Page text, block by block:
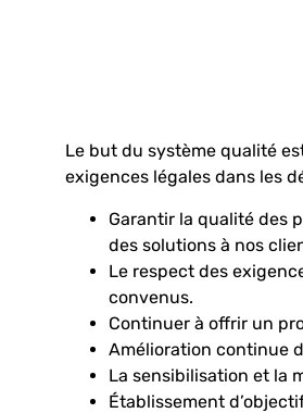
Le but du système qualité
exigences légales dans les
Garantir la qualité des
des solutions à nos
Le respect des
convenus.
Continuer à offrir un
Amélioration continue
La sensibilisation et la
Établissement